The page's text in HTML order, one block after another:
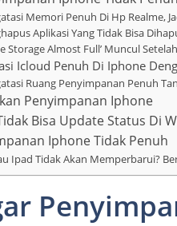
Memori Penuh Di Hp Realme,
Aplikasi Yang Tidak Bisa
Storage Almost Full’ Muncul
Icloud Penuh Di Iphone
Ruang Penyimpanan Penuh
Penyimpanan Iphone
Bisa Update Status Di
Iphone Tidak Penuh
Ipad Tidak Akan Memperbarui?